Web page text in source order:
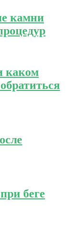
камни
каком
беге